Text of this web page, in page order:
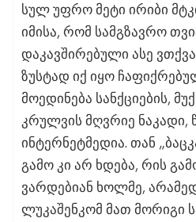
სულ უფრო მეტი ირიბი
იმისა, რომ სამგზავრო
დაკავშირებული ასე
ზუსტად იქ იყო
მოედინება სანქციების,
კრულვის მღვრიე ნაკადი,
ინტერნეტმედია. თან
გამო კი არ ხდება, რის
ვარდებიან ხოლმე,
ლუკაშენკომ მათ მორიგი